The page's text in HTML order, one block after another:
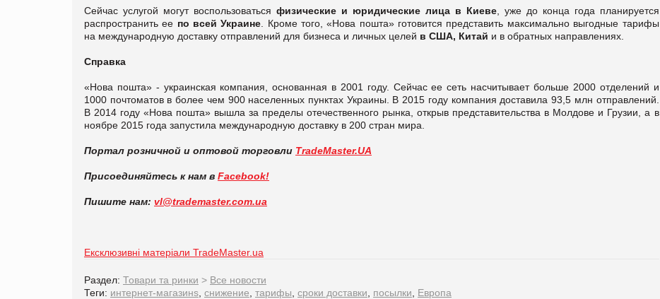
Сейчас услугой могут воспользоваться физические и юридические лица в Киеве, уже до конца года планируется
распространить ее по всей Украине . Кроме того, «Нова пошта» готовится представить максимально выгодные тарифы
на международную доставку отправлений для бизнеса и личных целей в США, Китай и в обратных направлениях.
Справка
«Нова пошта» - украинская компания, основанная в 2001 году. Сейчас ее сеть насчитывает больше 2000 отделений и
1000 почтоматов в более чем 900 населенных пунктах Украины. В 2015 году компания доставила 93,5 млн отправлений.
В 2014 году «Нова пошта» вышла за пределы отечественного рынка, открыв представительства в Молдове и Грузии, а в
ноябре 2015 года запустила международную доставку в 200 стран мира.
Портал розничной и оптовой торговли TradeMaster.UA
Присоединяйтесь к нам в Facebook!
Пишите нам: vl@trademaster.com.ua
Ексклюзивні матеріали TradeMaster.ua
Раздел: Товари та ринки > Все новости
Теги: интернет-магазинs снижение тарифы сроки доставки посылки Европа